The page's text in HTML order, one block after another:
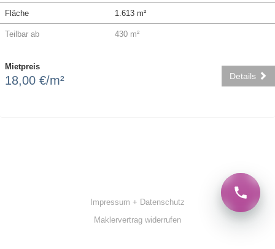
Fläche 1.613 m²
Teilbar ab 430 m²
Mietpreis
18,00 €/m² Details
Impressum + Datenschutz
Maklervertrag widerrufen